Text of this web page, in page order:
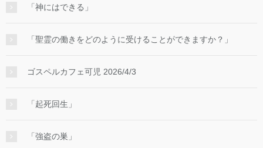
「神にはできる」
「聖霊の働きをどのように受けることができますか？」
ゴスペルカフェ可児 2026/4/3
「起死回生」
「強盗の巣」